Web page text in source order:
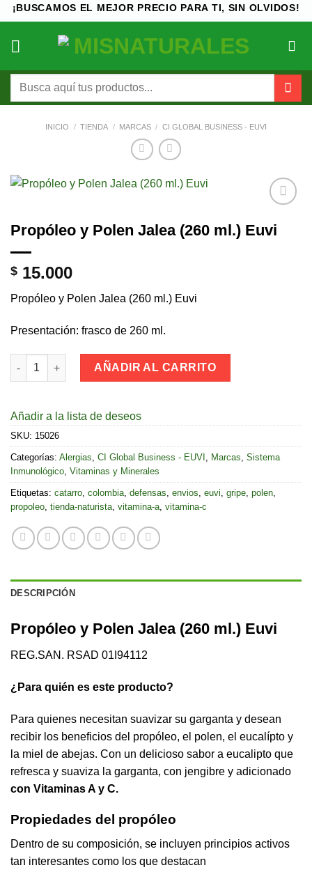
Saltar
al
contenido
¡BUSCAMOS EL MEJOR PRECIO PARA TI, SIN OLVIDOS!
Buscar
INICIO / TIENDA / MARCAS / CI GLOBAL BUSINESS - EUVI
a la
Propóleo y Polen Jalea (260 ml.) Euvi
$ 15.000
Propóleo y Polen Jalea (260 ml.) Euvi
Presentación: frasco de 260 ml.
Propóleo y Polen Jalea (260 ml.) Euvi cantidad
AÑADIR AL CARRITO
Añadir a la lista de deseos
SKU: 15026
Categorías: Alergias CI Global Business - EUVI Marcas Sistema
Inmunológico Vitaminas y Minerales
Etiquetas: catarro colombia defensas envios euvi gripe polen
propoleo tienda-naturista vitamina-a vitamina-c
DESCRIPCIÓN
Propóleo y Polen Jalea (260 ml.) Euvi
REG.SAN. RSAD 01I94112
¿Para quién es este producto?
Para quienes necesitan suavizar su garganta y desean
recibir los beneficios del propóleo, el polen, el eucalípto y
la miel de abejas. Con un delicioso sabor a eucalipto que
refresca y suaviza la garganta, con jengibre y adicionado
con Vitaminas A y C.
Propiedades del propóleo
Dentro de su composición, se incluyen principios activos
tan interesantes como los que destacan